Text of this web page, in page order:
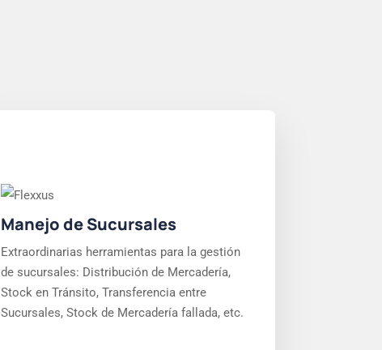
Manejo de Sucursales
Extraordinarias herramientas para la gestión
de sucursales: Distribución de Mercadería,
Stock en Tránsito, Transferencia entre
Sucursales, Stock de Mercadería fallada, etc.